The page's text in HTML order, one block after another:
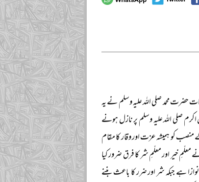
حضرت محمد صلی اللہ علیہ وسلم نے یہ
اکرم صلی اللہ علیہ وسلم پر نازل ہونے
منصب کو ہمیشہ عزت اور وقار کا مقام
معلّمِ خیر اور معلّمِ شر کا فرق ضرور کیا
ہے جبکہ شر اور ضرر کا باعث بننے